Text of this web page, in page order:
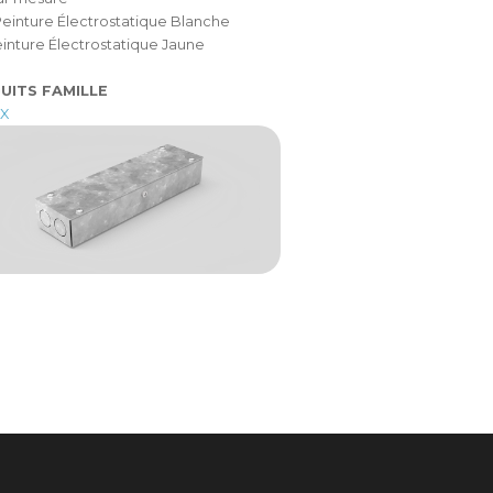
Électrostatique Blanche
Électrostatique Jaune
FAMILLE